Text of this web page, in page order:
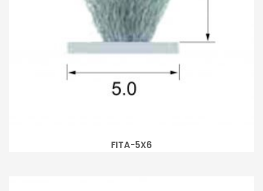
FITA-5X6